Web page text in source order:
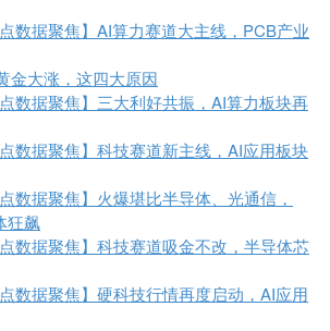
点数据聚焦】AI算力赛道大主线，PCB产业
金大涨，这四大原因
点数据聚焦】三大利好共振，AI算力板块再
点数据聚焦】科技赛道新主线，AI应用板块
点数据聚焦】火爆堪比半导体、光通信，
狂飙
点数据聚焦】科技赛道吸金不改，半导体芯
点数据聚焦】硬科技行情再度启动，AI应用